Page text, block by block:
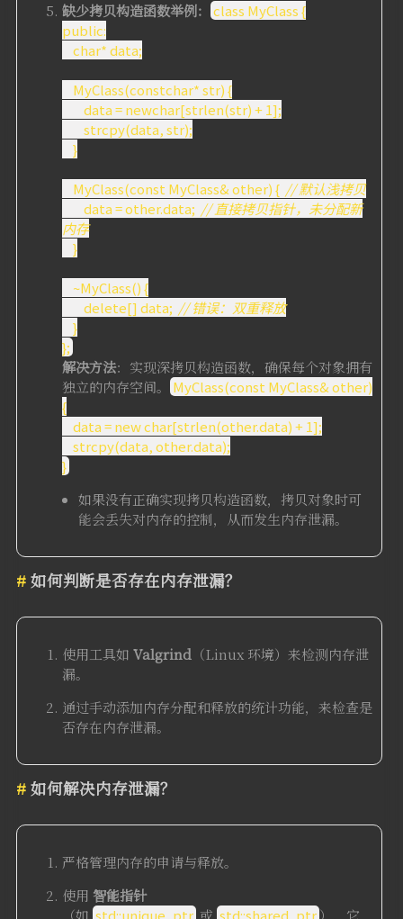
缺少拷贝构造函数举例：
class MyClass {
public:
char* data;
MyClass(constchar* str) {
data = newchar[strlen(str) + 1];
strcpy(data, str);
}
MyClass(const MyClass& other) { // 默认浅拷贝
data = other.data; // 直接拷贝指针，未分配新
内存
}
~MyClass() {
delete[] data; // 错误：双重释放
}
};
解决方法：实现深拷贝构造函数，确保每个对象拥有
独立的内存空间。
MyClass(const MyClass& other)
{
data = new char[strlen(other.data) + 1];
strcpy(data, other.data);
}
如果没有正确实现拷贝构造函数，拷贝对象时可
能会丢失对内存的控制，从而发生内存泄漏。
如何判断是否存在内存泄漏？
使用工具如 Valgrind （Linux 环境）来检测内存泄
漏。
通过手动添加内存分配和释放的统计功能，来检查是
否存在内存泄漏。
如何解决内存泄漏？
严格管理内存的申请与释放。
使用 智能指针
（如 std::unique_ptr或 std::shared_ptr），它